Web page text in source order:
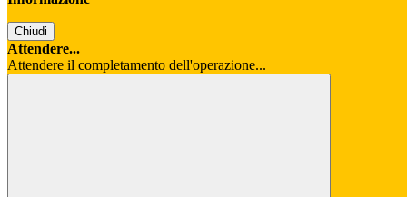
Chiudi
Attendere...
Attendere il completamento dell'operazione...